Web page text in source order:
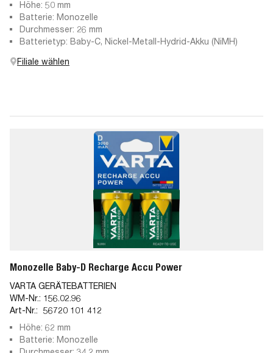
Höhe: 50 mm
Batterie: Monozelle
Durchmesser: 26 mm
Batterietyp: Baby-C, Nickel-Metall-Hydrid-Akku (NiMH)
Filiale wählen
Monozelle Baby-D Recharge Accu Power
VARTA GERÄTEBATTERIEN
WM-Nr.: 156.02.96
Art-Nr.: 56720 101 412
Höhe: 62 mm
Batterie: Monozelle